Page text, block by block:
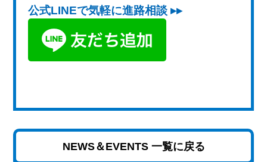
公式LINEで気軽に進路相談 ▸▸
NEWS＆EVENTS 一覧に戻る